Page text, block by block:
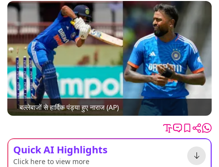
बल्लेबाजों से हार्दिक पंड्या हुए नाराज (AP)
Quick AI Highlights
Click here to view more